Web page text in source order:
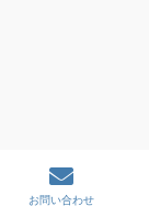
お問い合わせ